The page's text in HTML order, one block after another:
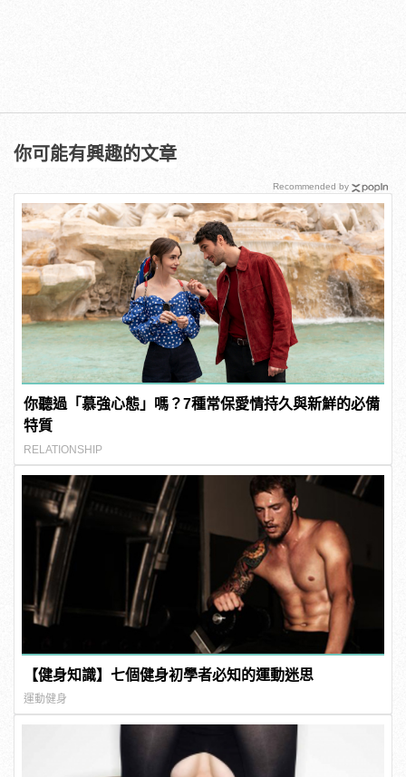
你可能有興趣的文章
你聽過「慕強心態」嗎？7種常保愛情持久與新鮮的必備
特質
RELATIONSHIP
【健身知識】七個健身初學者必知的運動迷思
運動健身
Recommended by